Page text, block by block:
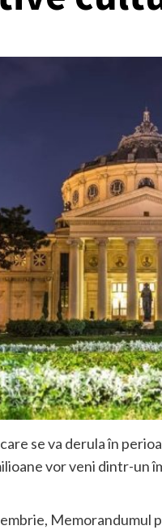
se va derula în
vor veni dintr-un